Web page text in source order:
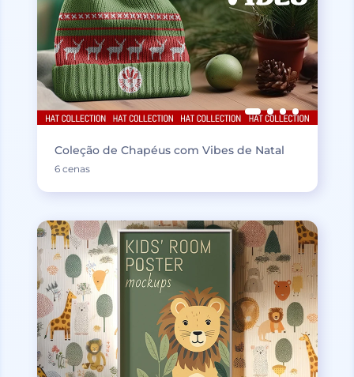
Coleção de Chapéus com Vibes de Natal
6 cenas